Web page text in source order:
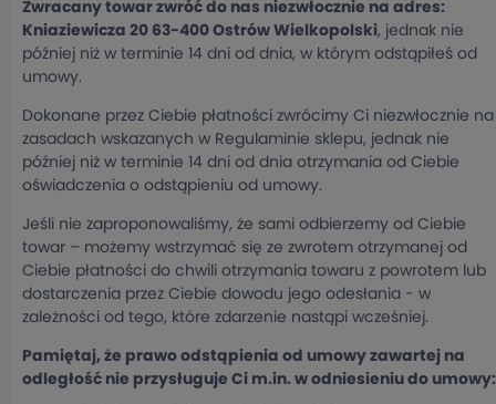
Zwracany towar zwróć do nas niezwłocznie na adres:
Kniaziewicza 20 63-400 Ostrów Wielkopolski, jednak nie
później niż w terminie 14 dni od dnia, w którym odstąpiłeś od
umowy.
Dokonane przez Ciebie płatności zwrócimy Ci niezwłocznie na
zasadach wskazanych w Regulaminie sklepu, jednak nie
później niż w terminie 14 dni od dnia otrzymania od Ciebie
oświadczenia o odstąpieniu od umowy.
Jeśli nie zaproponowaliśmy, że sami odbierzemy od Ciebie
towar – możemy wstrzymać się ze zwrotem otrzymanej od
Ciebie płatności do chwili otrzymania towaru z powrotem lub
dostarczenia przez Ciebie dowodu jego odesłania - w
zależności od tego, które zdarzenie nastąpi wcześniej.
Pamiętaj, że prawo odstąpienia od umowy zawartej na
odległość nie przysługuje Ci m.in. w odniesieniu do umowy: